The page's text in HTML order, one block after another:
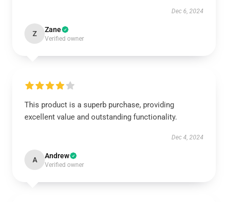
Dec 6, 2024
Z Zane
Verified owner
This product is a superb purchase, providing
excellent value and outstanding functionality.
Dec 4, 2024
A Andrew
Verified owner